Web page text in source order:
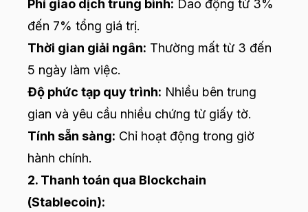
Phí giao dịch trung bình: Dao động từ 3%
đến 7% tổng giá trị.
Thời gian giải ngân: Thường mất từ 3 đến
5 ngày làm việc.
Độ phức tạp quy trình: Nhiều bên trung
gian và yêu cầu nhiều chứng từ giấy tờ.
Tính sẵn sàng: Chỉ hoạt động trong giờ
hành chính.
2. Thanh toán qua Blockchain
(Stablecoin):